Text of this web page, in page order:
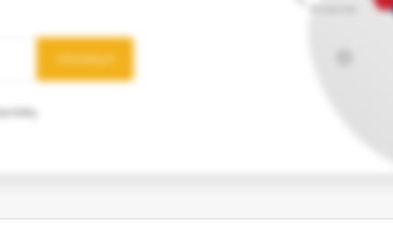
Užsisakyti
būtų